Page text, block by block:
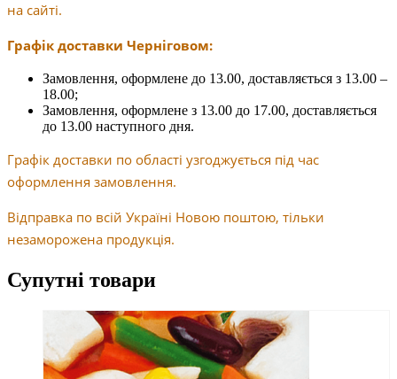
на сайті.
Графік доставки Черніговом:
Замовлення, оформлене до 13.00, доставляється з 13.00 –
18.00;
Замовлення, оформлене з 13.00 до 17.00, доставляється
до 13.00 наступного дня.
Графік доставки по області узгоджується під час
оформлення замовлення.
Відправка по всій Україні Новою поштою, тільки
незаморожена продукція.
Супутні товари